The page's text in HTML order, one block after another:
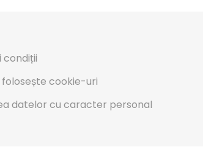
condiții
cookie-uri
datelor cu caracter personal